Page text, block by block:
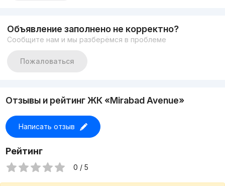
Цена : 230 000y.e
Объявление заполнено не корректно?
Сообщите нам и мы разберёмся в проблеме
Пожаловаться
Отзывы и рейтинг ЖК «Mirabad Avenue»
Написать отзыв
Рейтинг
0 / 5